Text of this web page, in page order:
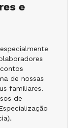
e
de nossas
familiares.
de